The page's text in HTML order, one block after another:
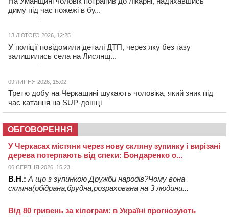
диму під час пожежі в бу...
13 ЛЮТОГО 2026, 12:25
У поліції повідомили деталі ДТП, через яку без газу
залишились села на Лисянщ...
09 ЛИПНЯ 2026, 15:02
Третю добу на Черкащині шукають чоловіка, який зник під
час катання на SUP-дошці
ОБГОВОРЕННЯ
У Черкасах містяни через нову скляну зупинку і вирізані
дерева потерпають від спеки: Бондаренко о...
06 СЕРПНЯ 2026, 15:23
В.Н.: А що з зупинкою Дружби народів?Чому вона
скляна(обідрана,брудна,розрахована на 3 людини...
Від 80 гривень за кілограм: в Україні прогнозують